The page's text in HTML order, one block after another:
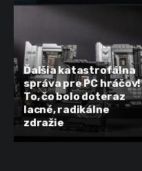
Ďalšia katastrofálna
správa pre PC hráčov!
To, čo bolo doteraz
lacné, radikálne
zdražie